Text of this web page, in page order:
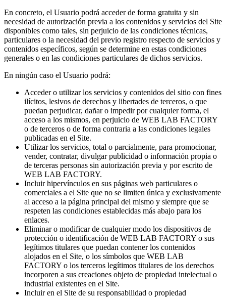
En concreto, el Usuario podrá acceder de forma gratuita y sin
necesidad de autorización previa a los contenidos y servicios del Site
disponibles como tales, sin perjuicio de las condiciones técnicas,
particulares o la necesidad del previo registro respecto de servicios y
contenidos específicos, según se determine en estas condiciones
generales o en las condiciones particulares de dichos servicios.
En ningún caso el Usuario podrá:
Acceder o utilizar los servicios y contenidos del sitio con fines
ilícitos, lesivos de derechos y libertades de terceros, o que
puedan perjudicar, dañar o impedir por cualquier forma, el
acceso a los mismos, en perjuicio de WEB LAB FACTORY
o de terceros o de forma contraria a las condiciones legales
publicadas en el Site.
Utilizar los servicios, total o parcialmente, para promocionar,
vender, contratar, divulgar publicidad o información propia o
de terceras personas sin autorización previa y por escrito de
WEB LAB FACTORY.
Incluir hipervínculos en sus páginas web particulares o
comerciales a el Site que no se limiten única y exclusivamente
al acceso a la página principal del mismo y siempre que se
respeten las condiciones establecidas más abajo para los
enlaces.
Eliminar o modificar de cualquier modo los dispositivos de
protección o identificación de WEB LAB FACTORY o sus
legítimos titulares que puedan contener los contenidos
alojados en el Site, o los símbolos que WEB LAB
FACTORY o los terceros legítimos titulares de los derechos
incorporen a sus creaciones objeto de propiedad intelectual o
industrial existentes en el Site.
Incluir en el Site de su responsabilidad o propiedad